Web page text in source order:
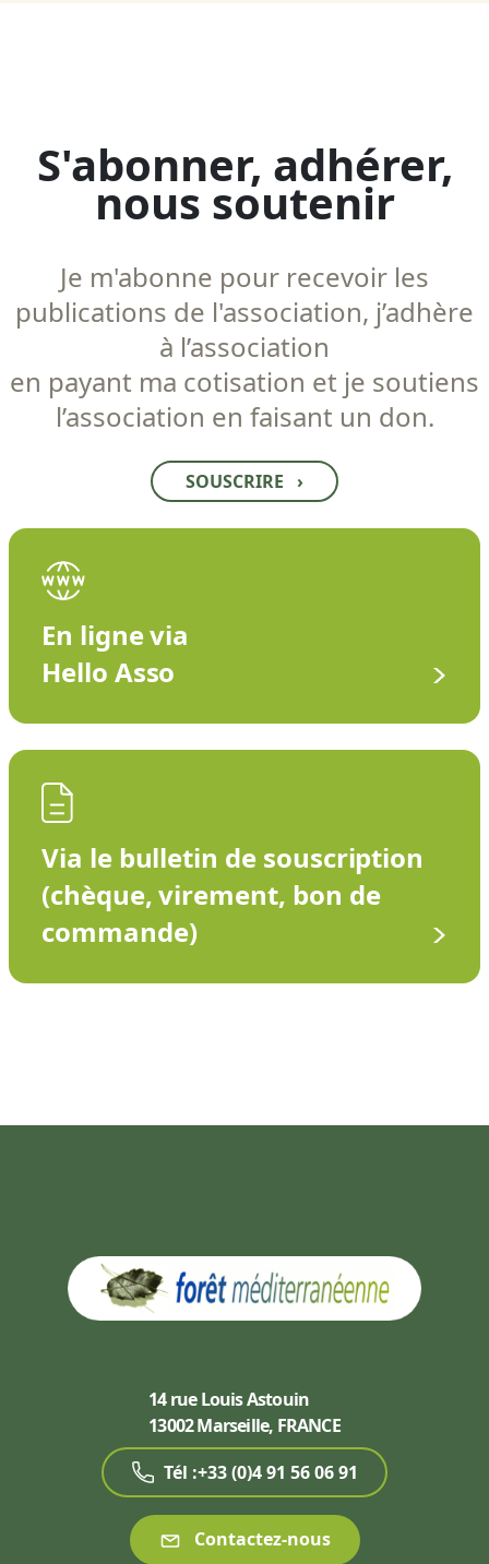
S'abonner, adhérer,
nous soutenir
Je m'abonne pour recevoir les
publications de l'association, j’adhère
à l’association
en payant ma cotisation et je soutiens
l’association en faisant un don.
SOUSCRIRE ›
En ligne via
Hello Asso
Via le bulletin de souscription
(chèque, virement, bon de
commande)
14 rue Louis Astouin
13002 Marseille, FRANCE
Tél :+33 (0)4 91 56 06 91
Contactez-nous